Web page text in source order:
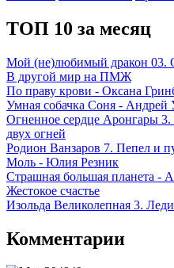
ТОП 10 за месяц
Мой (не)любимый дракон 03.
В другой мир на ПМЖ
По праву крови - Оксана
Умная собачка Соня - Андрей
Огненное сердце Аронгары
двух огней
Родион Ванзаров 7. Пепел и
Моль - Юлия Резник
Страшная большая планета -
Жестокое счастье
Изольда Великолепная 3.
Комментарии